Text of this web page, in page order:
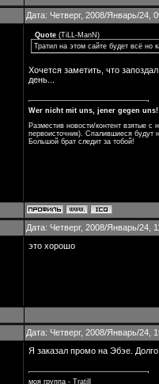
Дата: Четверг, 2008/Январь/24,
Quote (TiLL-ManN )
Тратил на этом сайте будет всё но
Хочется заметить, что
день...
Wer nicht mit uns, jener gegen uns!
Разместив новости/контент взятые
первоисточник). Спалившиеся будут
Большой брат следит за тобой!
Дата: Четверг, 2008/Январь/24,
это хорошо
Дата: Четверг, 2008/Январь/24,
Я заказал промо на Эбэе.
моя группа - Tratill